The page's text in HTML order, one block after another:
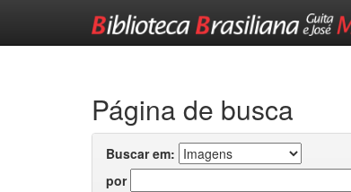
Página de busca
Buscar em:
por